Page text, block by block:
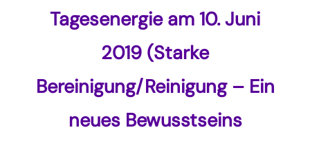
Tagesenergie am 10. Juni
2019 (Starke
Bereinigung/Reinigung – Ein
neues Bewusstseins